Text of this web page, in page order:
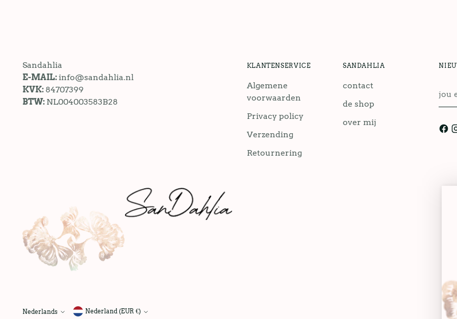
Sandahlia
E-MAIL:info@sandahlia.nl
KVK: 84707399
BTW: NL004003583B28
KLANTENSERVICE
Algemene
voorwaarden
Privacy policy
Verzending
Retournering
SANDAHLIA
contact
de shop
over mij
taal
Nederlands Nederland (EUR €)